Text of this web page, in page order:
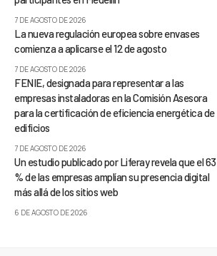
7 DE AGOSTO DE 2026
La nueva regulación europea sobre envases
comienza a aplicarse el 12 de agosto
7 DE AGOSTO DE 2026
FENIE, designada para representar a las
empresas instaladoras en la Comisión Asesora
para la certificación de eficiencia energética de
edificios
7 DE AGOSTO DE 2026
Un estudio publicado por Liferay revela que el 63
% de las empresas amplían su presencia digital
más allá de los sitios web
6 DE AGOSTO DE 2026